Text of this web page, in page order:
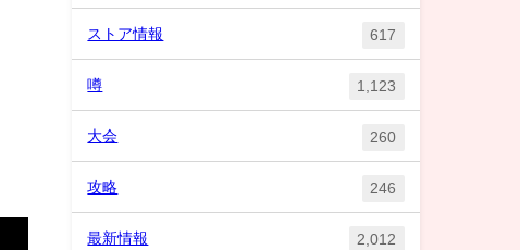
ストア情報 617
噂 1,123
大会 260
攻略 246
最新情報 2,012